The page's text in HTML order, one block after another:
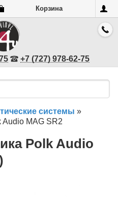
Корзина
+7 (727) 978-62-75
системы »
Audio MAG SR2
Polk Audio